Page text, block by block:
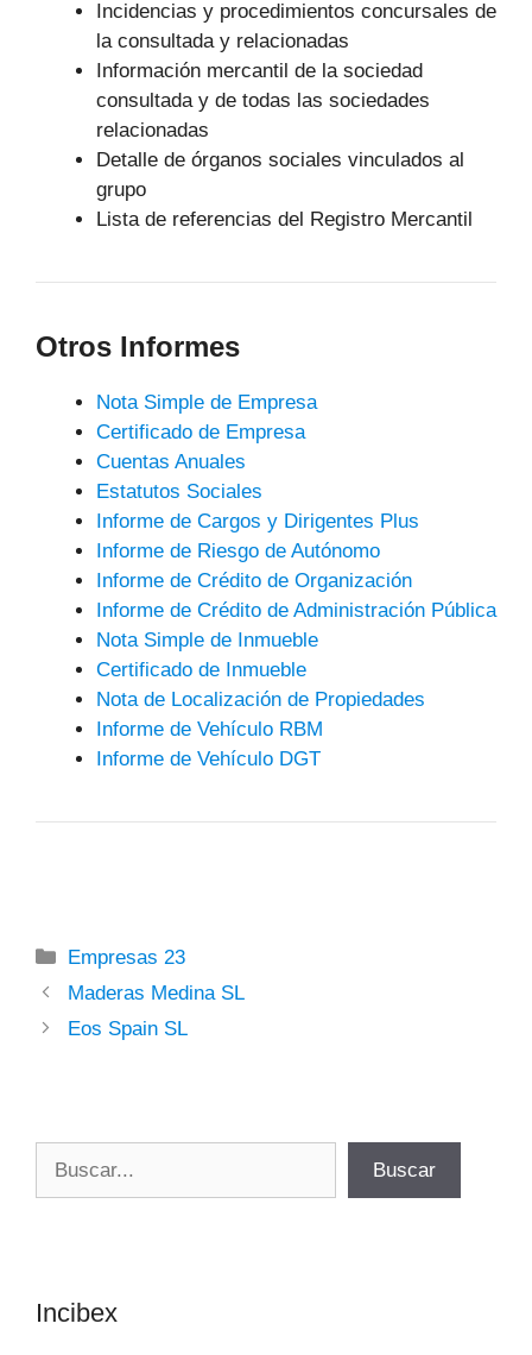
Incidencias y procedimientos concursales de
la consultada y relacionadas
Información mercantil de la sociedad
consultada y de todas las sociedades
relacionadas
Detalle de órganos sociales vinculados al
grupo
Lista de referencias del Registro Mercantil
Otros Informes
Nota Simple de Empresa
Certificado de Empresa
Cuentas Anuales
Estatutos Sociales
Informe de Cargos y Dirigentes Plus
Informe de Riesgo de Autónomo
Informe de Crédito de Organización
Informe de Crédito de Administración Pública
Nota Simple de Inmueble
Certificado de Inmueble
Nota de Localización de Propiedades
Informe de Vehículo RBM
Informe de Vehículo DGT
Categorías
Empresas 23
Maderas Medina SL
Eos Spain SL
Buscar
Incibex